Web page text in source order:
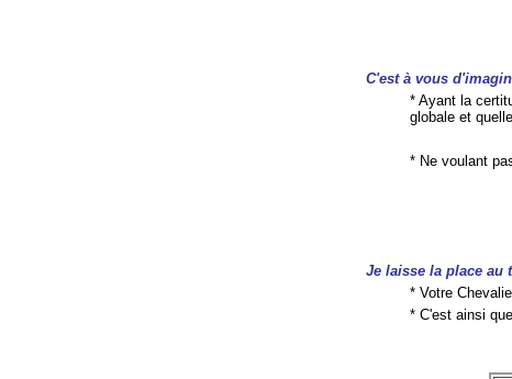
C'est à vous
* Ayant la
globale et
* Ne voulant
Je laisse la place au
* Votre
* C'est ainsi